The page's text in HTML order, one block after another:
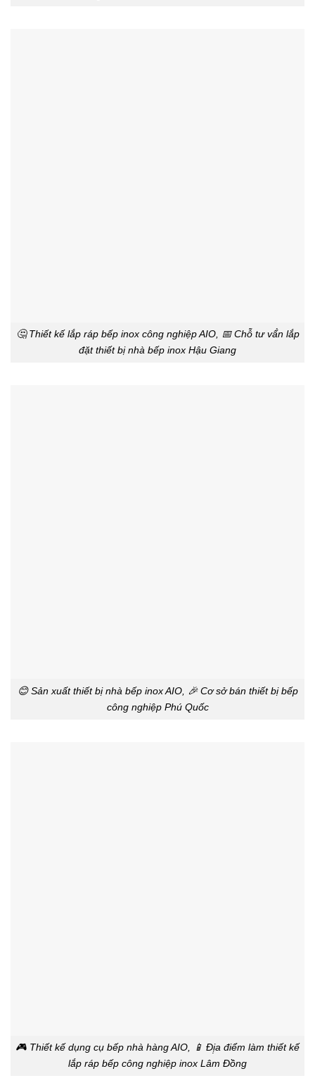
🤔 Thiết kế lắp ráp bếp inox công nghiệp AIO, 📅 Chỗ tư vấ́n lắp
đặt thiết bị nhà bếp inox Hậu Giang
😊 Sản xuất thiết bị nhà bếp inox AIO, 🎉 Cơ sở bán thiết bị bếp
công nghiệp Phú Quốc
🎮 Thiết kế dụng cụ bếp nhà hàng AIO, 📱 Đị̣a điểm làm thiết kế
lắp ráp bếp công nghiệp inox Lâm Đồng